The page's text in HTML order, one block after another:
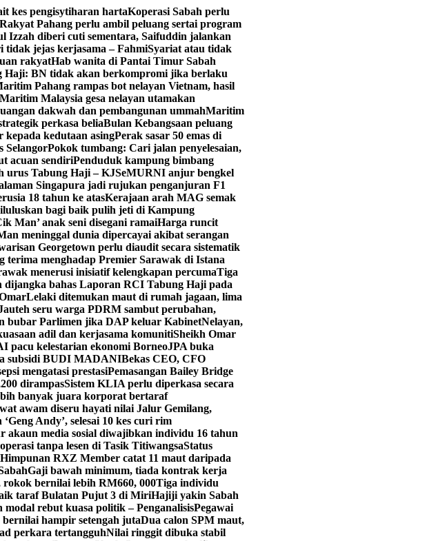
kes pengisytiharan hartaKoperasi Sabah perlu
Rakyat Pahang perlu ambil peluang sertai program
Izzah diberi cuti sementara, Saifuddin jalankan
tidak jejas kerjasama – FahmiSyariat atau tidak
rakyatHab wanita di Pantai Timur Sabah
Haji: BN tidak akan berkompromi jika berlaku
Pahang rampas bot nelayan Vietnam, hasil
Maritim Malaysia gesa nelayan utamakan
dakwah dan pembangunan ummahMaritim
perkasa beliaBulan Kebangsaan peluang
kedutaan asingPerak sasar 50 emas di
SelangorPokok tumbang: Cari jalan penyelesaian,
acuan sendiriPenduduk kampung bimbang
urus Tabung Haji – KJSeMURNI anjur bengkel
Singapura jadi rujukan penganjuran F1
18 tahun ke atasKerajaan arah MAG semak
bagi baik pulih jeti di Kampung
Man’ anak seni disegani ramaiHarga runcit
meninggal dunia dipercayai akibat serangan
Georgetown perlu diaudit secara sistematik
terima menghadap Premier Sarawak di Istana
menerusi inisiatif kelengkapan percumaTiga
dijangka bahas Laporan RCI Tabung Haji pada
Lelaki ditemukan maut di rumah jagaan, lima
seru warga PDRM sambut perubahan,
bubar Parlimen jika DAP keluar KabinetNelayan,
adil dan kerjasama komunitiSheikh Omar
pacu kelestarian ekonomi BorneoJPA buka
subsidi BUDI MADANIBekas CEO, CFO
mengatasi prestasiPemasangan Bailey Bridge
dirampasSistem KLIA perlu diperkasa secara
banyak juara korporat bertaraf
awam diseru hayati nilai Jalur Gemilang,
Andy’, selesai 10 kes curi rim
akaun media sosial diwajibkan individu 16 tahun
tanpa lesen di Tasik TitiwangsaStatus
Himpunan RXZ Member catat 11 maut daripada
Gaji bawah minimum, tiada kontrak kerja
rokok bernilai lebih RM660, 000Tiga individu
taraf Bulatan Pujut 3 di MiriHajiji yakin Sabah
rebut kuasa politik – PenganalisisPegawai
hampir setengah jutaDua calon SPM maut,
perkara tertangguhNilai ringgit dibuka stabil